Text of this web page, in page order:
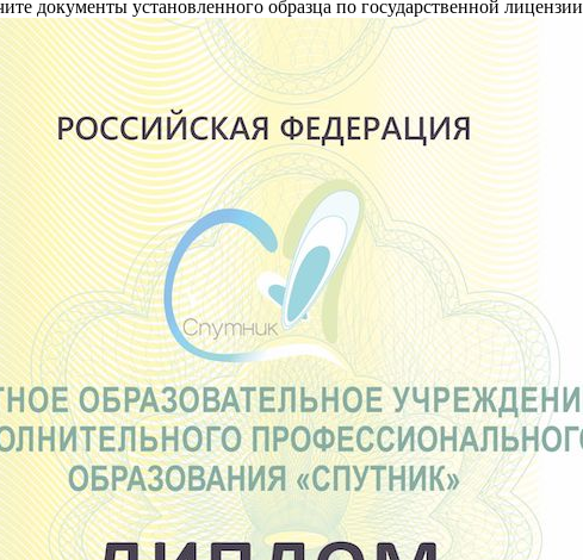
документы установленного образца по государственной лицензии